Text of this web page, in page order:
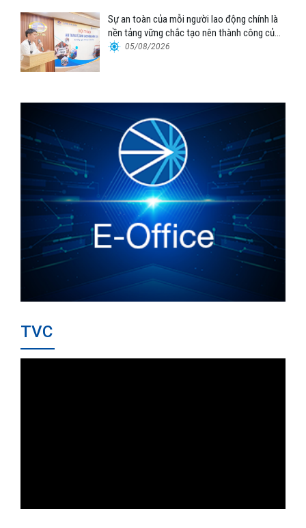
Sự an toàn của mỗi người lao động chính là
nền tảng vững chắc tạo nên thành công của
Cảng Đà Nẵng
05/08/2026
TVC